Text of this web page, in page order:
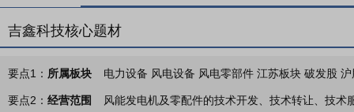
吉鑫科技核心题材
要点1： 所属板块 电力设备 风电设备 风电零部件 江苏板块 破发股
要点2： 经营范围
风能发电机及零配件的技术开发、技术转让、技